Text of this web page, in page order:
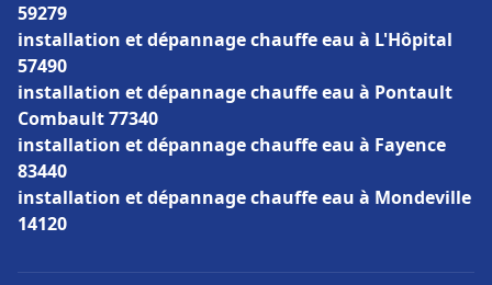
59279
installation et dépannage chauffe eau à L'Hôpital
57490
installation et dépannage chauffe eau à Pontault
Combault 77340
installation et dépannage chauffe eau à Fayence
83440
installation et dépannage chauffe eau à Mondeville
14120